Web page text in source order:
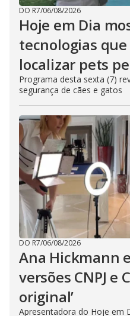
DO R7/06/08/2026
Hoje em Dia
tecnologias
localizar pets
Programa desta sexta (7)
segurança de cães e gatos
DO R7/06/08/2026
Ana Hickmann
versões CNPJ e
original’
Apresentadora do Hoje em